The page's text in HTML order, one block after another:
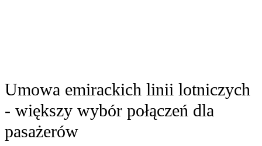
Umowa emirackich linii lotniczych
- większy wybór połączeń dla
pasażerów